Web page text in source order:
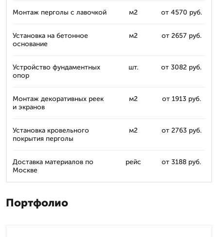
Монтаж перголы с лавочкой м2 от 4570 руб.
Установка на бетонное
основание
м2 от 2657 руб.
Устройство фундаментных
опор
шт. от 3082 руб.
Монтаж декоративных реек
и экранов
м2 от 1913 руб.
Установка кровельного
покрытия перголы
м2 от 2763 руб.
Доставка материалов по
Москве
рейс от 3188 руб.
Портфолио